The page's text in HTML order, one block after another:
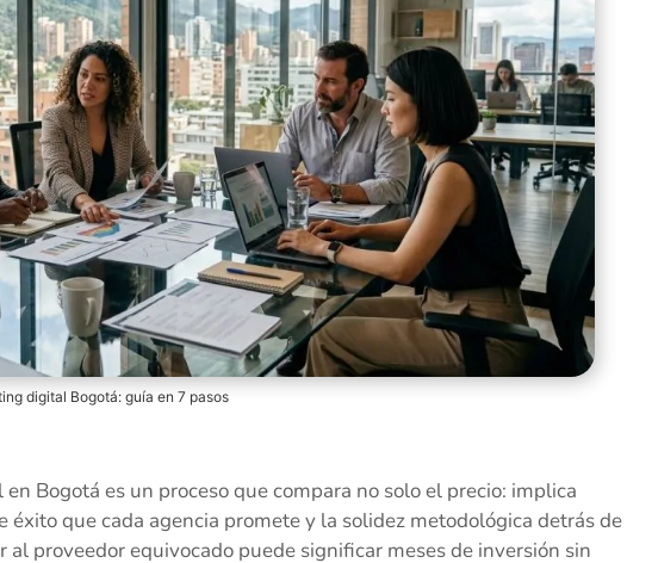
digital Bogotá: guía en 7 pasos
Bogotá es un proceso que compara no solo el precio: implica
éxito que cada agencia promete y la solidez metodológica detrás de
proveedor equivocado puede significar meses de inversión sin